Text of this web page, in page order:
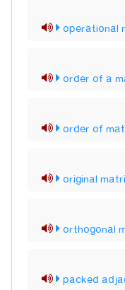
operational
order of a
order of
original
orthogonal
packed